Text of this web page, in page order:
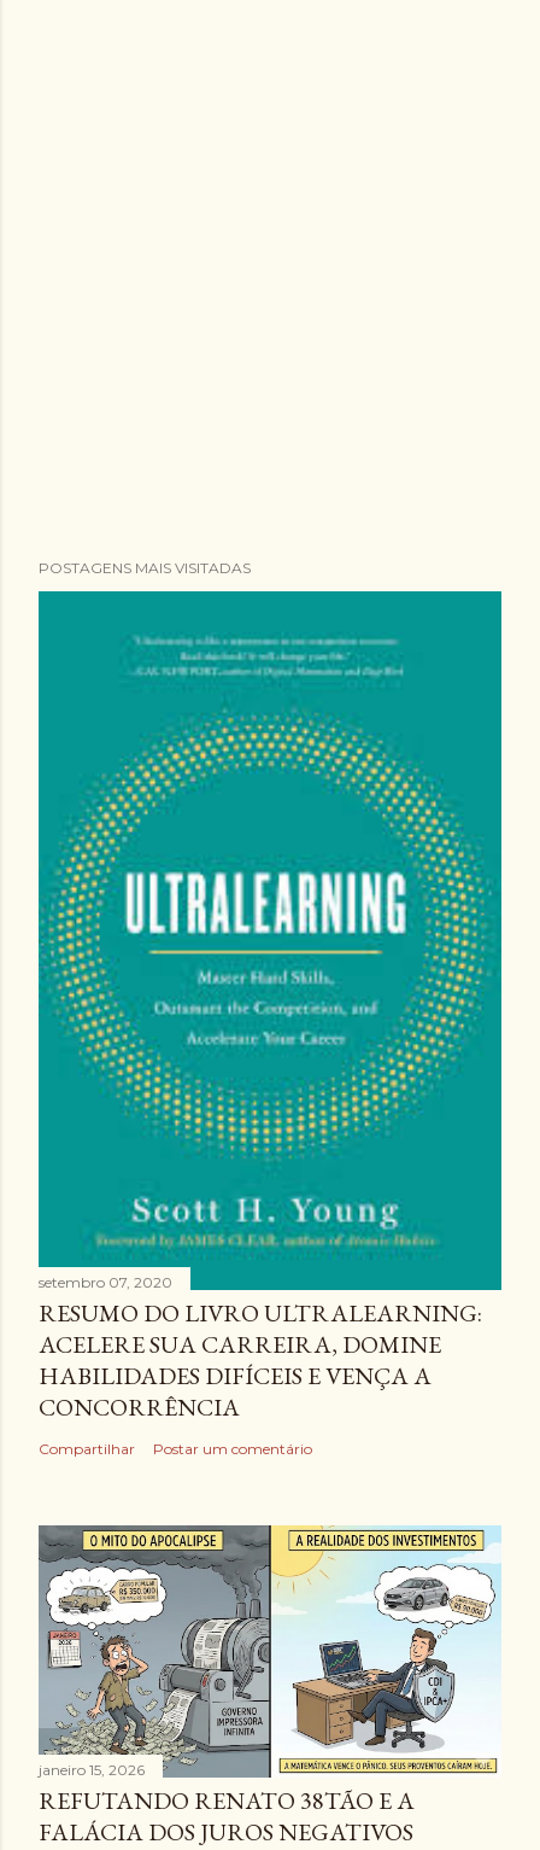
POSTAGENS MAIS VISITADAS
setembro 07, 2020
RESUMO DO LIVRO ULTRALEARNING:
ACELERE SUA CARREIRA, DOMINE
HABILIDADES DIFÍCEIS E VENÇA A
CONCORRÊNCIA
Compartilhar Postar um comentário
janeiro 15, 2026
REFUTANDO RENATO 38TÃO E A
FALÁCIA DOS JUROS NEGATIVOS